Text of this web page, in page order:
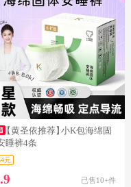
【黄圣依推荐】小K包海绵固
睡裤4条
元
已售10+件